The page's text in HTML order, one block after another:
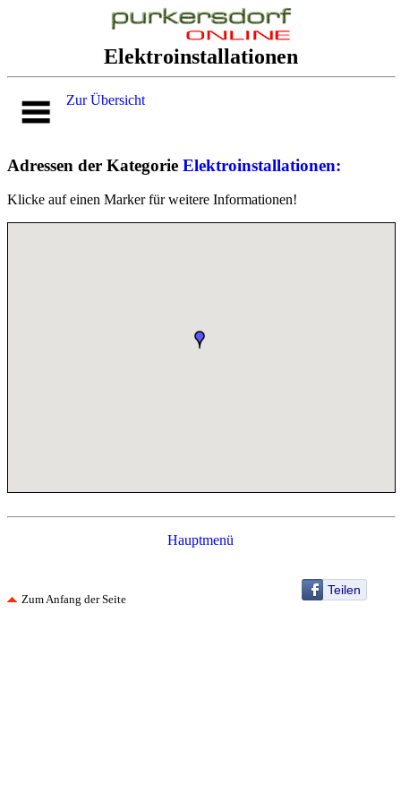
Elektroinstallationen
Zur Übersicht
Adressen der Kategorie Elektroinstallationen:
Klicke auf einen Marker für weitere Informationen!
Hauptmenü
Teilen
Zum Anfang der Seite